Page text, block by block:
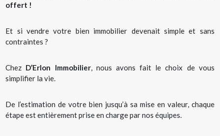
offert !
Et si vendre votre bien immobilier devenait simple et sans
contraintes ?
Chez D’Erlon Immobilier, nous avons fait le choix de vous
simplifier la vie.
De l’estimation de votre bien jusqu’à sa mise en valeur, chaque
étape est entièrement prise en charge par nos équipes.